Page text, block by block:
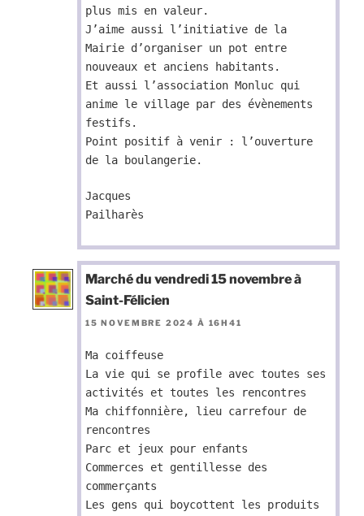
plus mis en valeur.
J’aime aussi l’initiative de la
Mairie d’organiser un pot entre
nouveaux et anciens habitants.
Et aussi l’association Monluc qui
anime le village par des évènements
festifs.
Point positif à venir : l’ouverture
de la boulangerie.
Jacques
Pailharès
Marché du vendredi 15 novembre à
Saint-Félicien
15 NOVEMBRE 2024 À 16H41
Ma coiffeuse
La vie qui se profile avec toutes ses
activités et toutes les rencontres
Ma chiffonnière, lieu carrefour de
rencontres
Parc et jeux pour enfants
Commerces et gentillesse des
commerçants
Les gens qui boycottent les produits